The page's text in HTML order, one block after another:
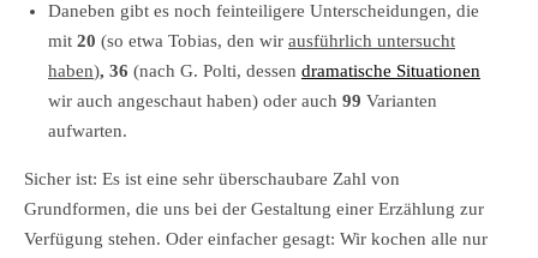
Daneben gibt es noch feinteiligere Unterscheidungen, die
mit 20 (so etwa Tobias, den wir ausführlich untersucht
haben), 36 (nach G. Polti, dessen dramatische Situationen
wir auch angeschaut haben) oder auch 99 Varianten
aufwarten.
Sicher ist: Es ist eine sehr überschaubare Zahl von
Grundformen, die uns bei der Gestaltung einer Erzählung zur
Verfügung stehen. Oder einfacher gesagt: Wir kochen alle nur